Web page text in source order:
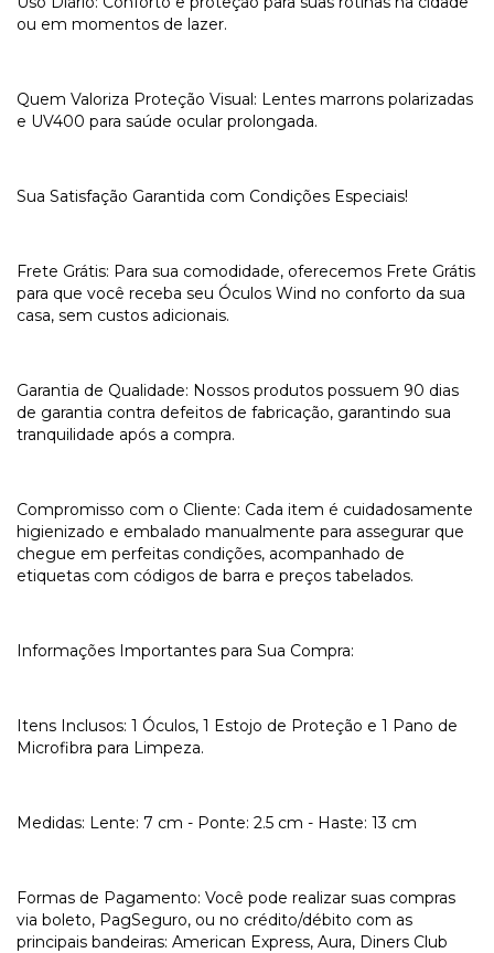
ou em momentos de lazer.
Quem Valoriza Proteção Visual: Lentes marrons polarizadas
e UV400 para saúde ocular prolongada.
Sua Satisfação Garantida com Condições Especiais!
Frete Grátis: Para sua comodidade, oferecemos Frete Grátis
para que você receba seu Óculos Wind no conforto da sua
casa, sem custos adicionais.
Garantia de Qualidade: Nossos produtos possuem 90 dias
de garantia contra defeitos de fabricação, garantindo sua
tranquilidade após a compra.
Compromisso com o Cliente: Cada item é cuidadosamente
higienizado e embalado manualmente para assegurar que
chegue em perfeitas condições, acompanhado de
etiquetas com códigos de barra e preços tabelados.
Informações Importantes para Sua Compra:
Itens Inclusos: 1 Óculos, 1 Estojo de Proteção e 1 Pano de
Microfibra para Limpeza.
Medidas: Lente: 7 cm - Ponte: 2.5 cm - Haste: 13 cm
Formas de Pagamento: Você pode realizar suas compras
via boleto, PagSeguro, ou no crédito/débito com as
principais bandeiras: American Express, Aura, Diners Club